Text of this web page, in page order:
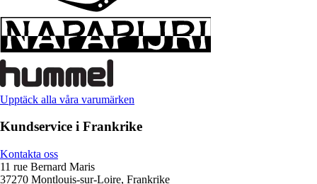
Upptäck alla våra varumärken
Kundservice i Frankrike
Kontakta oss
11 rue Bernard Maris
37270 Montlouis-sur-Loire, Frankrike